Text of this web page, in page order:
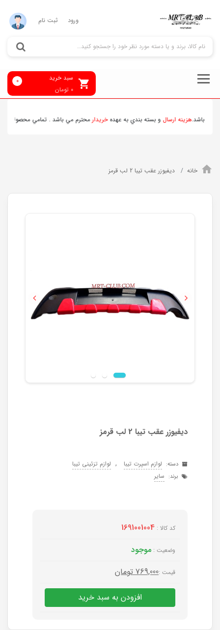
ورود ثبت نام
سبد خرید
0 تومان
0
باشد.هزينه ارسالو بسته بندي به عهدهخريدارمحترم مي باشد . تمامي محصولات
خانه دیفیوزر عقب تیبا 2 لب قرمز
Previous Next
دیفیوزر عقب تیبا 2 لب قرمز
دسته: لوازم اسپرت تیبا , لوازم تزئینی تیبا
برند: سایر
کد کالا : 1691001004
وضعیت : موجود
قیمت :769,000 تومان
افزودن به سبد خرید